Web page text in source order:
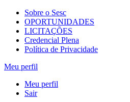
Sobre o Sesc
OPORTUNIDADES
LICITAÇÕES
Credencial Plena
Política de Privacidade
Meu perfil
Meu perfil
Sair